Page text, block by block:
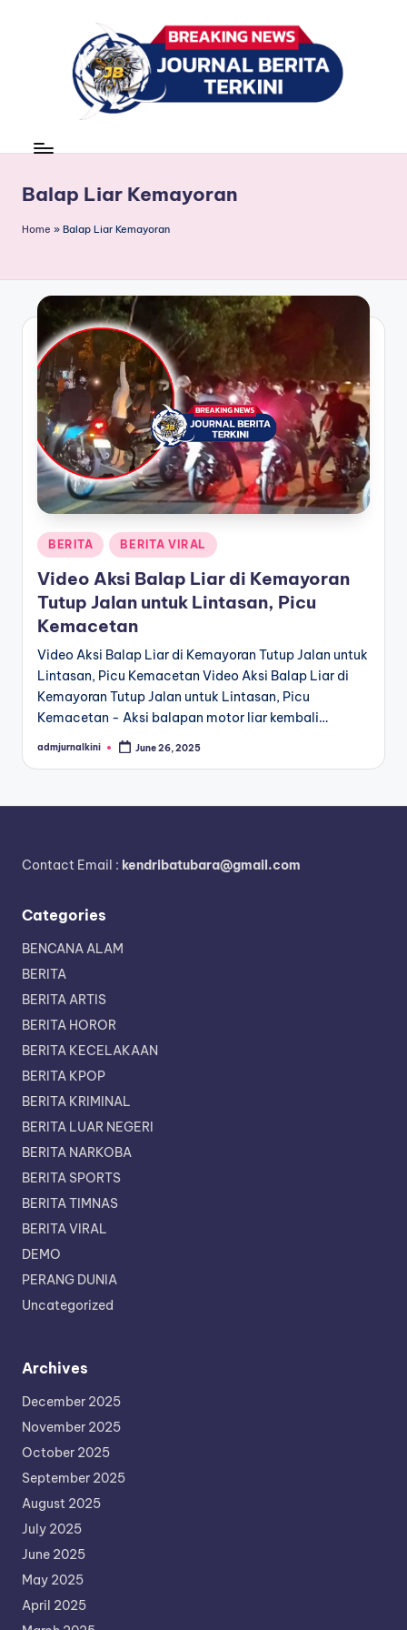
r
n
l
B
e
ri
t
a
T
e
k
n
news
Balap Liar Kemayoran
Home » Balap Liar Kemayoran
Posted
in
BERITA BERITA VIRAL
Video Aksi Balap Liar di Kemayoran
Tutup Jalan untuk Lintasan, Picu
Kemacetan
Video Aksi Balap Liar di Kemayoran Tutup Jalan untuk
Lintasan, Picu Kemacetan Video Aksi Balap Liar di
Kemayoran Tutup Jalan untuk Lintasan, Picu
Kemacetan - Aksi balapan motor liar kembali…
Posted
admjurnalkini June 26, 2025
Contact Email : kendribatubara@gmail.com
Categories
BENCANA ALAM
BERITA
BERITA ARTIS
BERITA HOROR
BERITA KECELAKAAN
BERITA KPOP
BERITA KRIMINAL
BERITA LUAR NEGERI
BERITA NARKOBA
BERITA SPORTS
BERITA TIMNAS
BERITA VIRAL
DEMO
PERANG DUNIA
Uncategorized
Archives
December 2025
November 2025
October 2025
September 2025
August 2025
July 2025
June 2025
May 2025
April 2025